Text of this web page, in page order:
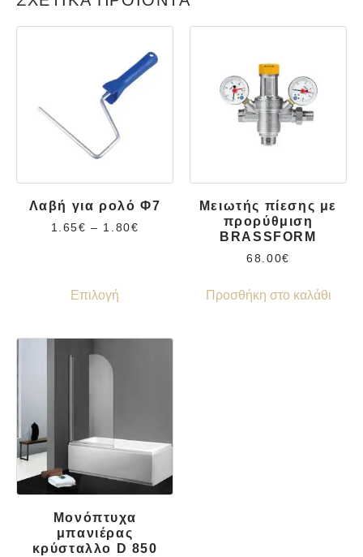
Λαβή για ρολό Φ7
1.65€ – 1.80€
Επιλογή
Μειωτής πίεσης με
προρύθμιση
BRASSFORM
68.00€
Προσθήκη στο καλάθι
Μονόπτυχα
μπανιέρας
κρύσταλλο D 850